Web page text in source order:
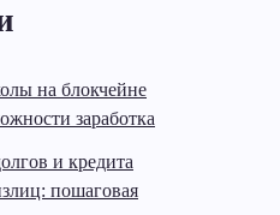
на блокчейне
заработка
и кредита
пошаговая